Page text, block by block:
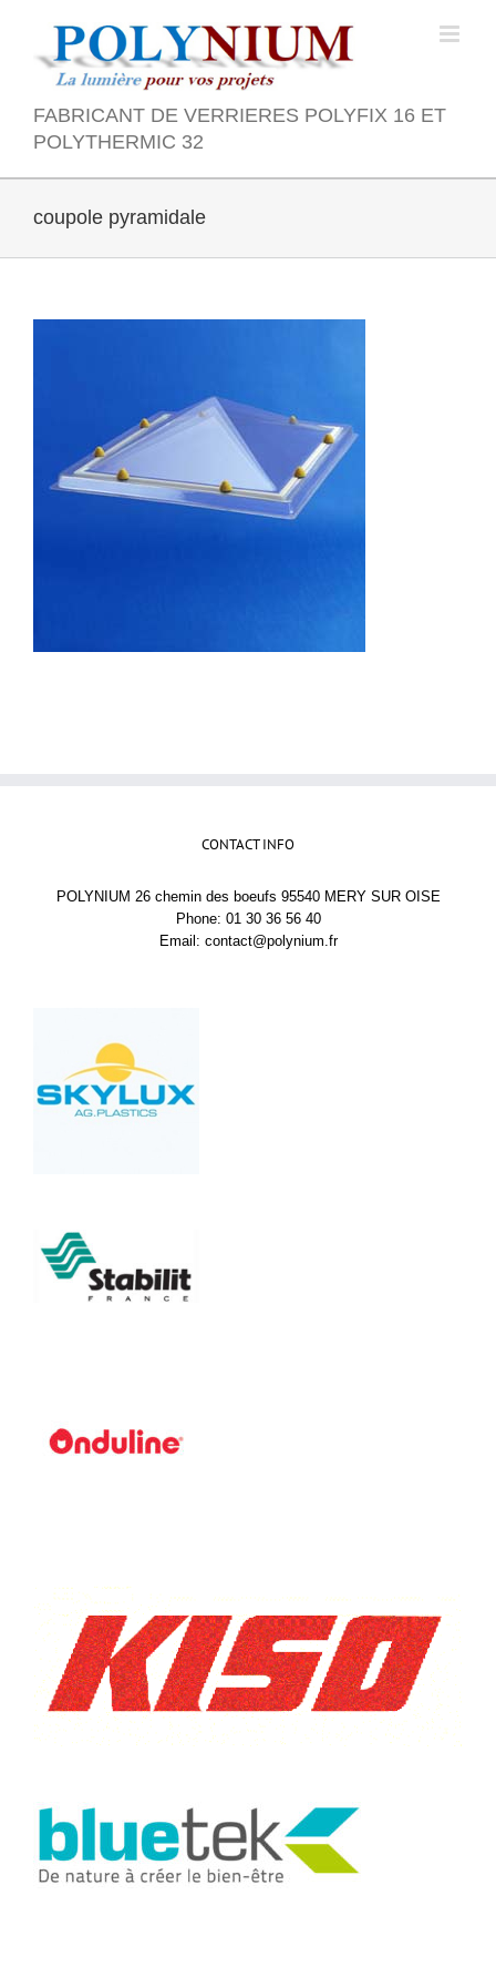
content
FABRICANT DE VERRIERES POLYFIX 16 ET
POLYTHERMIC 32
coupole pyramidale
CONTACT INFO
POLYNIUM 26 chemin des boeufs 95540 MERY SUR OISE
Phone: 01 30 36 56 40
Email: contact@polynium.fr